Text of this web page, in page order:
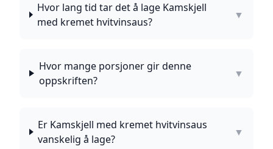
Hvor lang tid tar det å lage Kamskjell
med kremet hvitvinsaus?
▼
Hvor mange porsjoner gir denne
oppskriften?
▼
Er Kamskjell med kremet hvitvinsaus
vanskelig å lage?
▼